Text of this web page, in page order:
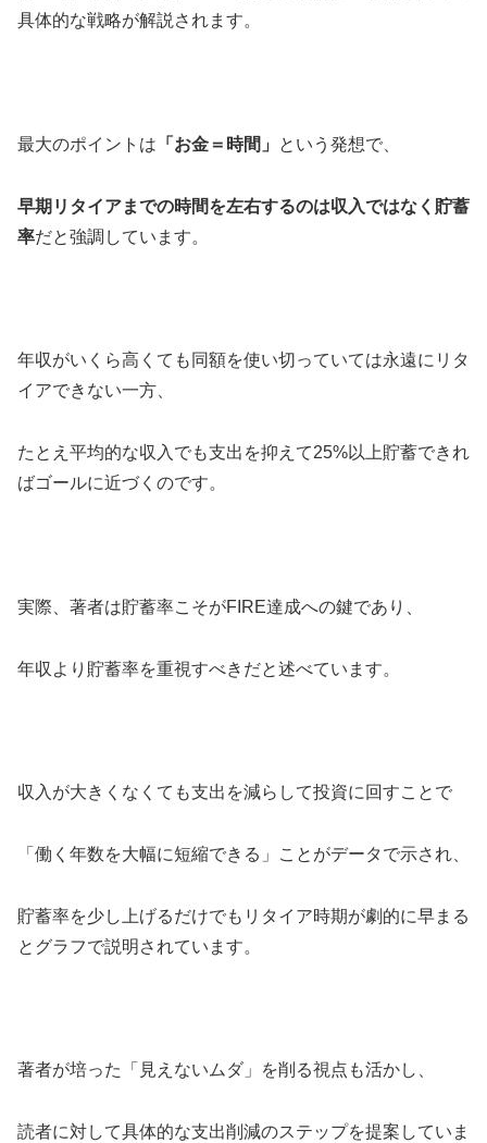
具体的な戦略が解説されます。
最大のポイントは 「お金＝時間」 という発想で、
早期リタイアまでの時間を左右するのは収入ではなく貯蓄
率だと強調しています。
年収がいくら高くても同額を使い切っていては永遠にリタ
イアできない一方、
たとえ平均的な収入でも支出を抑えて25%以上貯蓄できれ
ばゴールに近づくのです。
実際、著者は貯蓄率こそがFIRE達成への鍵であり、
年収より貯蓄率を重視すべきだと述べています。
収入が大きくなくても支出を減らして投資に回すことで
「働く年数を大幅に短縮できる」ことがデータで示され、
貯蓄率を少し上げるだけでもリタイア時期が劇的に早まる
とグラフで説明されています。
著者が培った「見えないムダ」を削る視点も活かし、
読者に対して具体的な支出削減のステップを提案していま